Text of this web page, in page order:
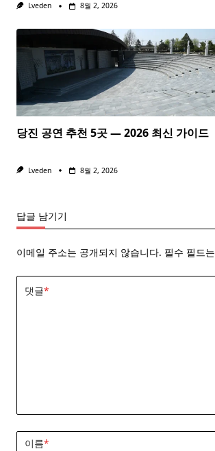
Lveden 8월 2, 2026
당진 공연 추천 5곳 — 2026 최신 가이드
Lveden 8월 2, 2026
답글 남기기
이메일 주소는 공개되지 않습니다. 필수 필드는
댓글*
이름*